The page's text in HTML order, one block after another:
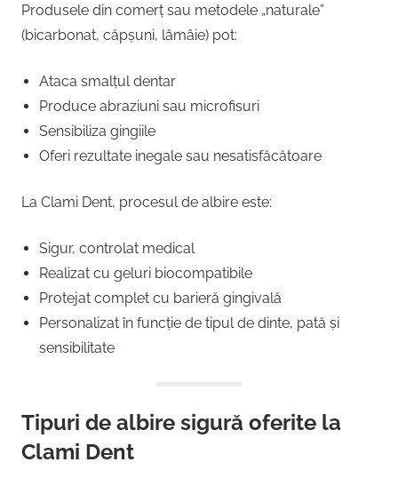
Produsele din comerț sau metodele „naturale”
(bicarbonat, căpșuni, lămâie) pot:
Ataca smalțul dentar
Produce abraziuni sau microfisuri
Sensibiliza gingiile
Oferi rezultate inegale sau nesatisfăcătoare
La Clami Dent, procesul de albire este:
Sigur, controlat medical
Realizat cu geluri biocompatibile
Protejat complet cu barieră gingivală
Personalizat în funcție de tipul de dinte, pată și
sensibilitate
Tipuri de albire sigură oferite la
Clami Dent